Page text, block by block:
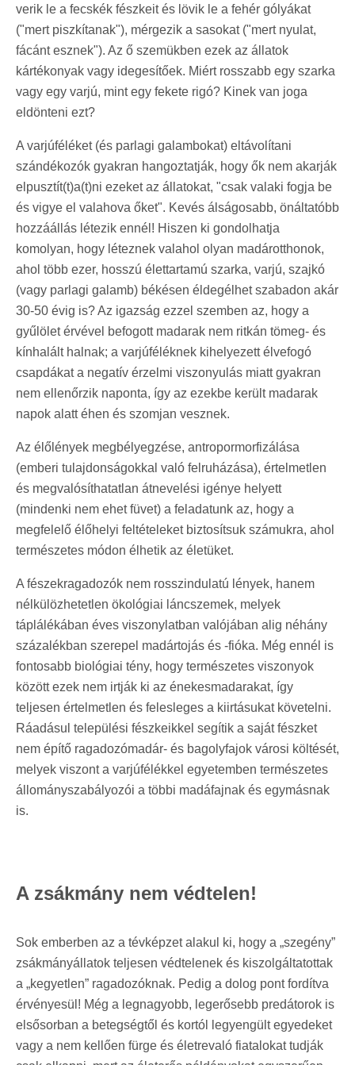
verik le a fecskék fészkeit és lövik le a fehér gólyákat
("mert piszkítanak"), mérgezik a sasokat ("mert nyulat,
fácánt esznek"). Az ő szemükben ezek az állatok
kártékonyak vagy idegesítőek. Miért rosszabb egy szarka
vagy egy varjú, mint egy fekete rigó? Kinek van joga
eldönteni ezt?
A varjúféléket (és parlagi galambokat) eltávolítani
szándékozók gyakran hangoztatják, hogy ők nem akarják
elpusztít(t)a(t)ni ezeket az állatokat, "csak valaki fogja be
és vigye el valahova őket". Kevés álságosabb, önáltatóbb
hozzáállás létezik ennél! Hiszen ki gondolhatja
komolyan, hogy léteznek valahol olyan madárotthonok,
ahol több ezer, hosszú élettartamú szarka, varjú, szajkó
(vagy parlagi galamb) békésen éldegélhet szabadon akár
30-50 évig is? Az igazság ezzel szemben az, hogy a
gyűlölet érvével befogott madarak nem ritkán tömeg- és
kínhalált halnak; a varjúféléknek kihelyezett élvefogó
csapdákat a negatív érzelmi viszonyulás miatt gyakran
nem ellenőrzik naponta, így az ezekbe került madarak
napok alatt éhen és szomjan vesznek.
Az élőlények megbélyegzése, antropormorfizálása
(emberi tulajdonságokkal való felruházása), értelmetlen
és megvalósíthatatlan átnevelési igénye helyett
(mindenki nem ehet füvet) a feladatunk az, hogy a
megfelelő élőhelyi feltételeket biztosítsuk számukra, ahol
természetes módon élhetik az életüket.
A fészekragadozók nem rosszindulatú lények, hanem
nélkülözhetetlen ökológiai láncszemek, melyek
táplálékában éves viszonylatban valójában alig néhány
százalékban szerepel madártojás és -fióka. Még ennél is
fontosabb biológiai tény, hogy természetes viszonyok
között ezek nem irtják ki az énekesmadarakat, így
teljesen értelmetlen és felesleges a kiirtásukat követelni.
Ráadásul települési fészkeikkel segítik a saját fészket
nem építő ragadozómadár- és bagolyfajok városi költését,
melyek viszont a varjúfélékkel egyetemben természetes
állományszabályozói a többi madáfajnak és egymásnak
is.
A zsákmány nem védtelen!
Sok emberben az a tévképzet alakul ki, hogy a „szegény”
zsákmányállatok teljesen védtelenek és kiszolgáltatottak
a „kegyetlen” ragadozóknak. Pedig a dolog pont fordítva
érvényesül! Még a legnagyobb, legerősebb predátorok is
elsősorban a betegségtől és kortól legyengült egyedeket
vagy a nem kellően fürge és életrevaló fiatalokat tudják